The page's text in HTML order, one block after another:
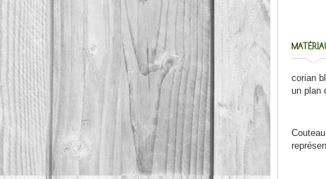
corian
un plan